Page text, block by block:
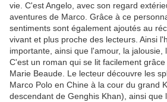
vie. C'est Angelo, avec son regard
aventures de Marco. Grâce à ce
sentiments sont également ajoutés au
vivant et plus proche des lecteurs. Ainsi
importante, ainsi que l'amour, la jalousie,
C'est un roman qui se lit facilement
Marie Beaude. Le lecteur découvre les
Marco Polo en Chine à la cour du grand
descendant de Genghis Khan), ainsi